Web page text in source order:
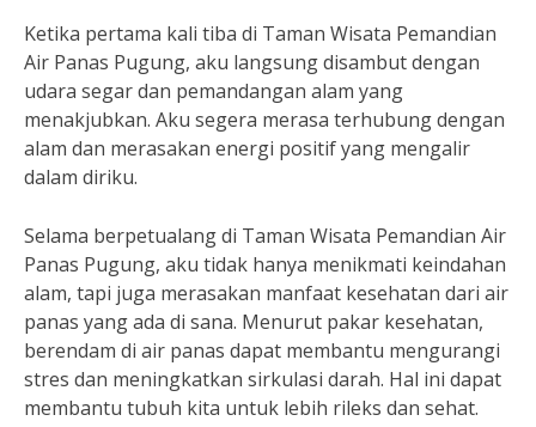
Ketika pertama kali tiba di Taman Wisata Pemandian
Air Panas Pugung, aku langsung disambut dengan
udara segar dan pemandangan alam yang
menakjubkan. Aku segera merasa terhubung dengan
alam dan merasakan energi positif yang mengalir
dalam diriku.
Selama berpetualang di Taman Wisata Pemandian Air
Panas Pugung, aku tidak hanya menikmati keindahan
alam, tapi juga merasakan manfaat kesehatan dari air
panas yang ada di sana. Menurut pakar kesehatan,
berendam di air panas dapat membantu mengurangi
stres dan meningkatkan sirkulasi darah. Hal ini dapat
membantu tubuh kita untuk lebih rileks dan sehat.